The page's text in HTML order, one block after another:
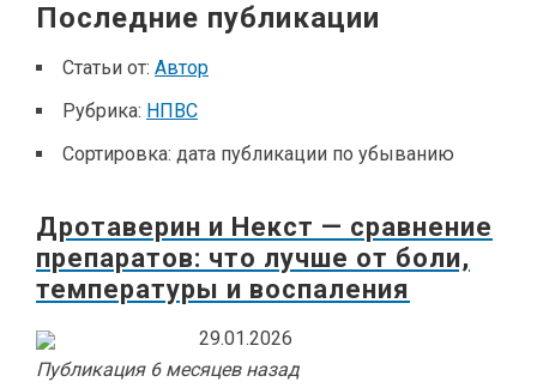
Последние публикации
Статьи от: Автор
Рубрика: НПВС
Сортировка: дата публикации по убыванию
Дротаверин и Некст — сравнение
препаратов: что лучше от боли,
температуры и воспаления
29.01.2026
Публикация 6 месяцев назад